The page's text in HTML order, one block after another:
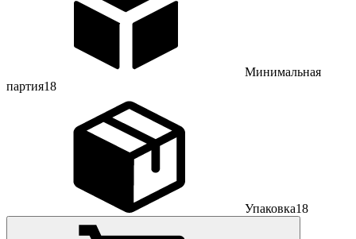
Минимальная
партия18
Упаковка18